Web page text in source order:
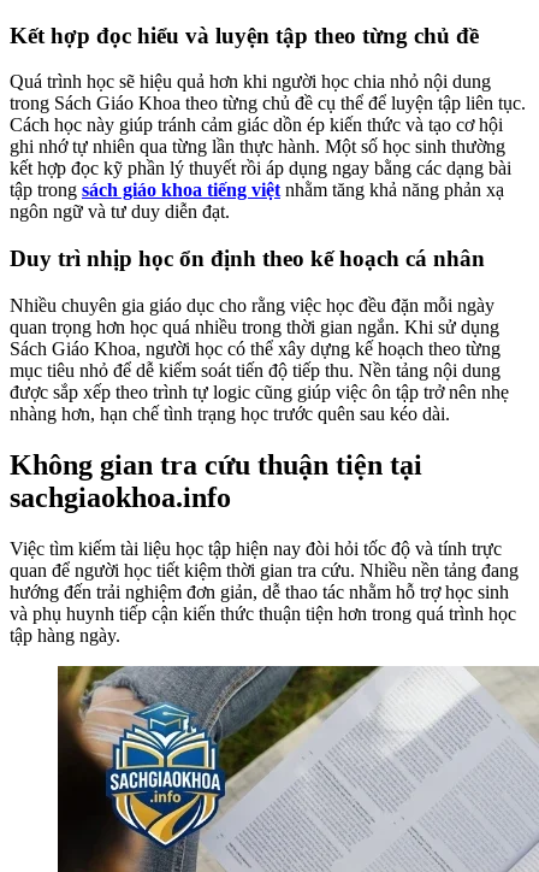
Kết hợp đọc hiểu và luyện tập theo từng chủ đề
Quá trình học sẽ hiệu quả hơn khi người học chia nhỏ nội dung
trong Sách Giáo Khoa theo từng chủ đề cụ thể để luyện tập liên tục.
Cách học này giúp tránh cảm giác dồn ép kiến thức và tạo cơ hội
ghi nhớ tự nhiên qua từng lần thực hành. Một số học sinh thường
kết hợp đọc kỹ phần lý thuyết rồi áp dụng ngay bằng các dạng bài
tập trong sách giáo khoa tiếng việt nhằm tăng khả năng phản xạ
ngôn ngữ và tư duy diễn đạt.
Duy trì nhịp học ổn định theo kế hoạch cá nhân
Nhiều chuyên gia giáo dục cho rằng việc học đều đặn mỗi ngày
quan trọng hơn học quá nhiều trong thời gian ngắn. Khi sử dụng
Sách Giáo Khoa, người học có thể xây dựng kế hoạch theo từng
mục tiêu nhỏ để dễ kiểm soát tiến độ tiếp thu. Nền tảng nội dung
được sắp xếp theo trình tự logic cũng giúp việc ôn tập trở nên nhẹ
nhàng hơn, hạn chế tình trạng học trước quên sau kéo dài.
Không gian tra cứu thuận tiện tại
sachgiaokhoa.info
Việc tìm kiếm tài liệu học tập hiện nay đòi hỏi tốc độ và tính trực
quan để người học tiết kiệm thời gian tra cứu. Nhiều nền tảng đang
hướng đến trải nghiệm đơn giản, dễ thao tác nhằm hỗ trợ học sinh
và phụ huynh tiếp cận kiến thức thuận tiện hơn trong quá trình học
tập hàng ngày.